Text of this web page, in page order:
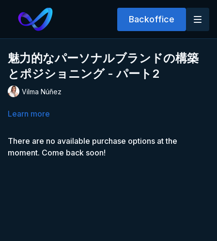
Backoffice
魅力的なパーソナルブランドの構築
とポジショニング - パート2
Vilma Núñez
Learn more
There are no available purchase options at the
moment. Come back soon!